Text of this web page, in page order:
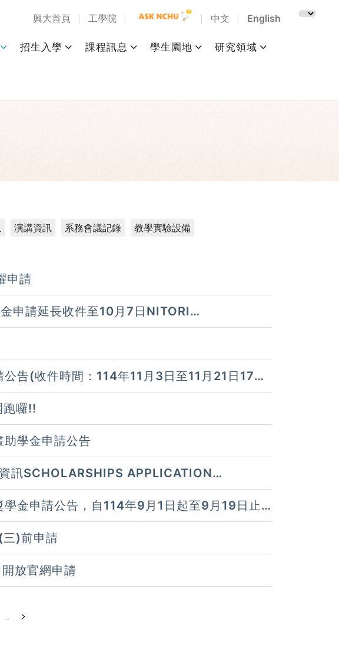
興大首頁 工學院 中文 English
招生入學 課程訊息 學生園地 研究領域
演講資訊 系務會議記錄 教學實驗設備
申請
申請延長收件至10月7日NITORI
DATES: 9/22 ~ 10/7 (FOR
告(收件時間：114年11月3日至11月21日17時
跑囉!!
學金申請公告
訊SCHOLARSHIPS APPLICATION
OF THE 114TH ACADEMIC YEAR
金申請公告，自114年9月1日起至9月19日止
)前申請
放官網申請
... >